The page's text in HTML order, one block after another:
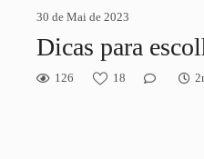
30 de Mai de 2023
Dicas para
126 18